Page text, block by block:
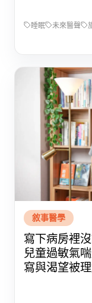
睡眠 未來醫聲
敘事醫學
寫下病房裡
兒童過敏氣
寫與渴望被